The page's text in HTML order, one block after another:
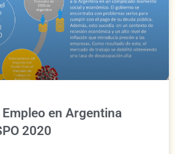
en Argentina
2020